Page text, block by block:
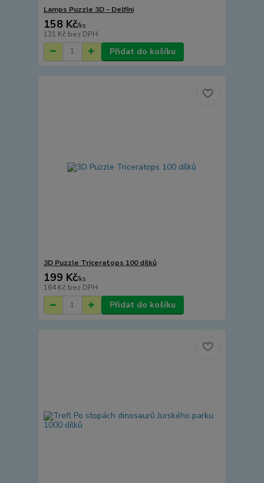
Lamps Puzzle 3D - Delfíni
158 Kč/ks
131 Kč bez DPH
Přidat do košíku
3D Puzzle Triceratops 100 dílků
199 Kč/ks
164 Kč bez DPH
Přidat do košíku